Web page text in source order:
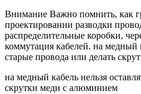
Внимание Важно помнить, как
проектировании разводки
распределительные коробки,
коммутация кабелей. на медный
старые провода или делать
на медный кабель нельзя
скрутки меди с алюминием